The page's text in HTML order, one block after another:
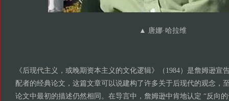
▲ 唐娜·哈拉维
《后现代主义，或晚期资本主义的文化逻辑》（1984）是詹姆逊宣
配者的经典论文，这篇文章可以说建构了许多关于后现代的观念，
论文中最初的描述仍然相同。在导言中，詹姆逊中肯地认定 “反向